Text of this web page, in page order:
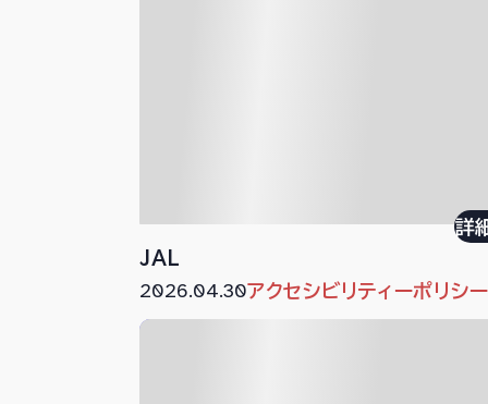
JAL
詳
2026.04.30アクセシビリティーポリシー